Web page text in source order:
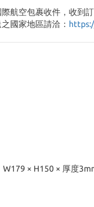
航空包裹收件，收到
國家地區請洽：
× H150 × 厚度